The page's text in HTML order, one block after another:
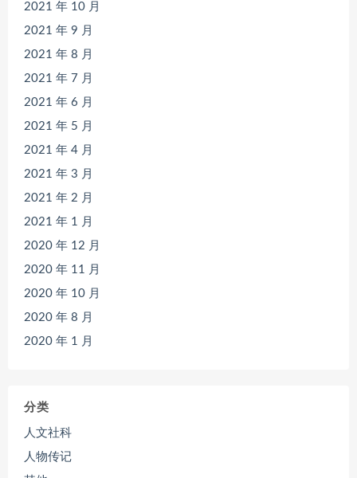
2021 年 10 月
2021 年 9 月
2021 年 8 月
2021 年 7 月
2021 年 6 月
2021 年 5 月
2021 年 4 月
2021 年 3 月
2021 年 2 月
2021 年 1 月
2020 年 12 月
2020 年 11 月
2020 年 10 月
2020 年 8 月
2020 年 1 月
分类
人文社科
人物传记